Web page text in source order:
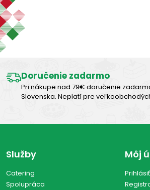
Vymazať filtre
Doručenie zadarmo
Pri nákupe nad 79€ doručenie
Slovenska. Neplatí pre
Služby
Catering
Spolupráca
Môj